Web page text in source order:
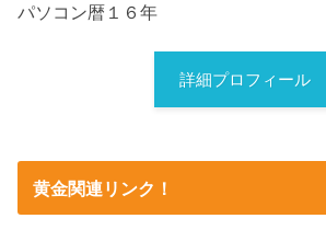
パソコン暦１６年
詳細プロフィール
黄金関連リンク！